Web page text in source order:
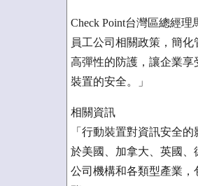
Check Point台灣區總經
員工公司相關政策，簡
高彈性的防護，讓企業
裝置的安全。」
相關資訊
「行動裝置對資訊安全的
於美國、加拿大、英國、
公司機構和各類型產業